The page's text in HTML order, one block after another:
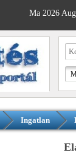
Ma 2026
Ingatlan